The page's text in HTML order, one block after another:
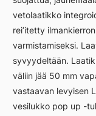
vetolaatikko
rei’itetty
varmistamiseksi.
syvyydeltään.
väliin jää 50 mm
vastaavan levyisen
vesilukko pop up -